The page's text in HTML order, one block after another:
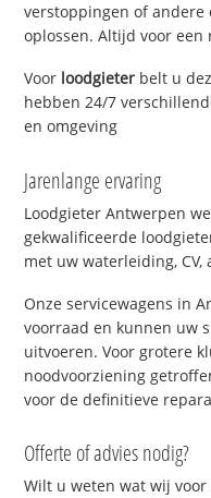
verstoppingen of andere
oplossen. Altijd voor een
Voor loodgieter belt u
hebben 24/7
en omgeving
Jarenlange ervaring
Loodgieter Antwerpen
gekwalificeerde
met uw waterleiding, CV,
Onze servicewagens in
voorraad en kunnen uw
uitvoeren. Voor grotere
noodvoorziening
voor de definitieve
Offerte of advies nodig?
Wilt u weten wat wij